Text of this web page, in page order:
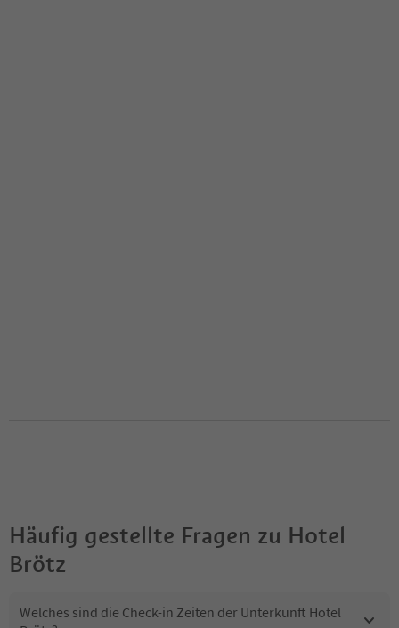
Häufig gestellte Fragen zu Hotel
Brötz
Welches sind die Check-in Zeiten der Unterkunft Hotel